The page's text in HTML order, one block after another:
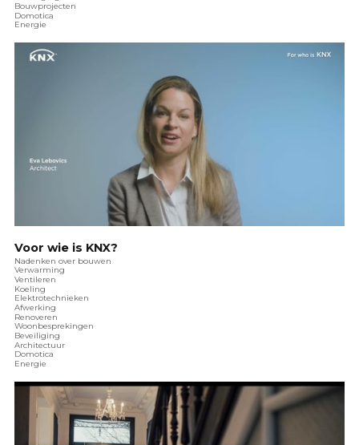
Bouwprojecten
Domotica
Energie
Voor wie is KNX?
Nadenken over bouwen
Verwarming
Ventileren
Koeling
Elektrotechnieken
Afwerking
Renoveren
Woonbesprekingen
Beveiliging
Architectuur
Domotica
Energie